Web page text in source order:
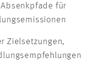
für
Zielsetzungen,